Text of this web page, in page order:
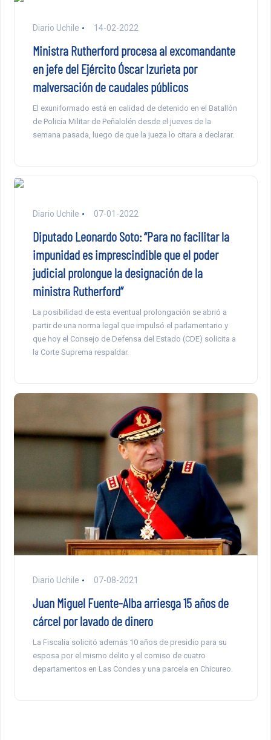
Diario Uchile 14-02-2022
Ministra Rutherford procesa al excomandante
en jefe del Ejército Óscar Izurieta por
malversación de caudales públicos
El exuniformado está en calidad de detenido en el Batallón
de Policía Militar de Peñalolén desde el jueves de la
semana pasada, luego de que la jueza lo citara a declarar.
Diario Uchile 07-01-2022
Diputado Leonardo Soto: “Para no facilitar la
impunidad es imprescindible que el poder
judicial prolongue la designación de la
ministra Rutherford”
La posibilidad de esta eventual prolongación se abrió a
partir de una norma legal que impulsó el parlamentario y
que hoy el Consejo de Defensa del Estado (CDE) solicita a
la Corte Suprema respaldar.
Diario Uchile 07-08-2021
Juan Miguel Fuente-Alba arriesga 15 años de
cárcel por lavado de dinero
La Fiscalía solicitó además 10 años de presidio para su
esposa por el mismo delito y el comiso de cuatro
departamentos en Las Condes y una parcela en Chicureo.